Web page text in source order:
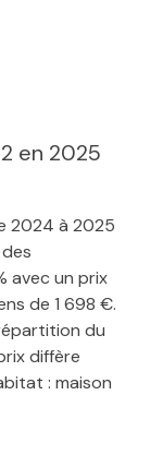
en 2025
2024 à 2025
avec un prix
de 1 698 €.
du
diffère
: maison